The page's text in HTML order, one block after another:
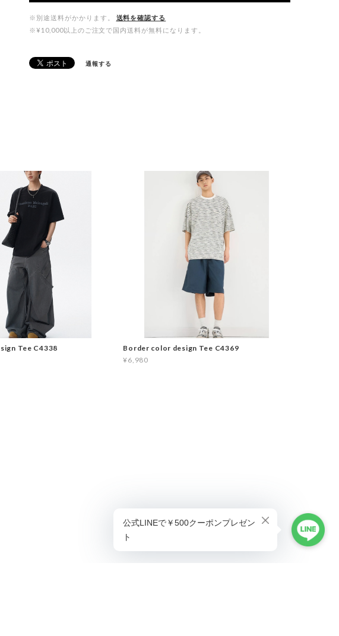
※別途送料がかかります。
送料を確認する
※¥10,000以上のご注文で国内送料が無料になります。
通報する
Tee C4338
Border color design Tee C4369
¥6,980